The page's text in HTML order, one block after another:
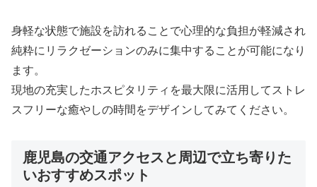
身軽な状態で施設を訪れることで心理的な負担が軽減され
純粋にリラクゼーションのみに集中することが可能になり
ます。
現地の充実したホスピタリティを最大限に活用してストレ
スフリーな癒やしの時間をデザインしてみてください。
鹿児島の交通アクセスと周辺で立ち寄りた
いおすすめスポット